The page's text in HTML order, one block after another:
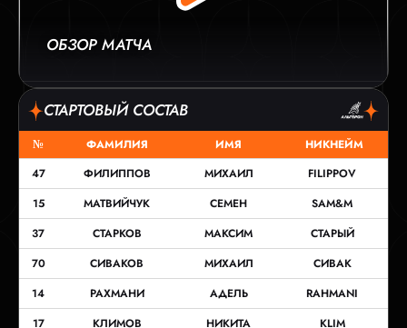
ОБЗОР МАТЧА
СТАРТОВЫЙ СОСТАВ
№ ФАМИЛИЯ ИМЯ
НИКНЕЙМ
47
ФИЛИППОВ МИХАИЛ
FILIPPOV
15
МАТВИЙЧУК СЕМЕН
SAM&M
37
СТАРКОВ МАКСИМ
СТАРЫЙ
70
СИВАКОВ МИХАИЛ
СИВАК
14
РАХМАНИ АДЕЛЬ
RAHMANI
17
КЛИМОВ НИКИТА KLIM